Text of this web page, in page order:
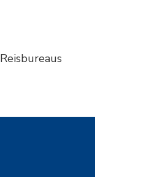
Reisbureaus